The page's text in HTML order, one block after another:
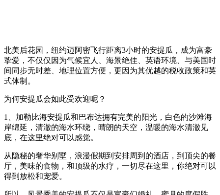
北美后花园，纽约迈阿密飞行距离3小时的安提瓜，成为富豪
挚爱，不仅仅因为气候宜人、海景绝佳、英语环境、与美国时
间同步无时差、地理位置方便，更因为其优越的税收政策和英
式体制。
为何安提瓜会如此受欢迎呢？
1、加勒比海安提瓜和巴布达拥有完美的阳光，白色的沙滩海
岸绵延，清澈的海水环绕，晴朗的天空，温暖的海水清澈见
底，在这里绝对可以感觉。
从隐秘的奢华别墅，浪漫假期到安排周到的酒店，到顶尖的餐
厅，美味的食物，和顶级的水疗，一切尽在这里，你绝对可以
得到放松和宠爱。